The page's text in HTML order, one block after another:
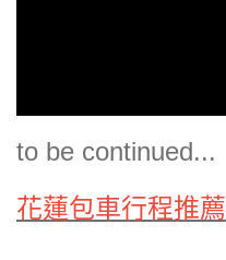
to be continued...
花蓮包車行程推薦